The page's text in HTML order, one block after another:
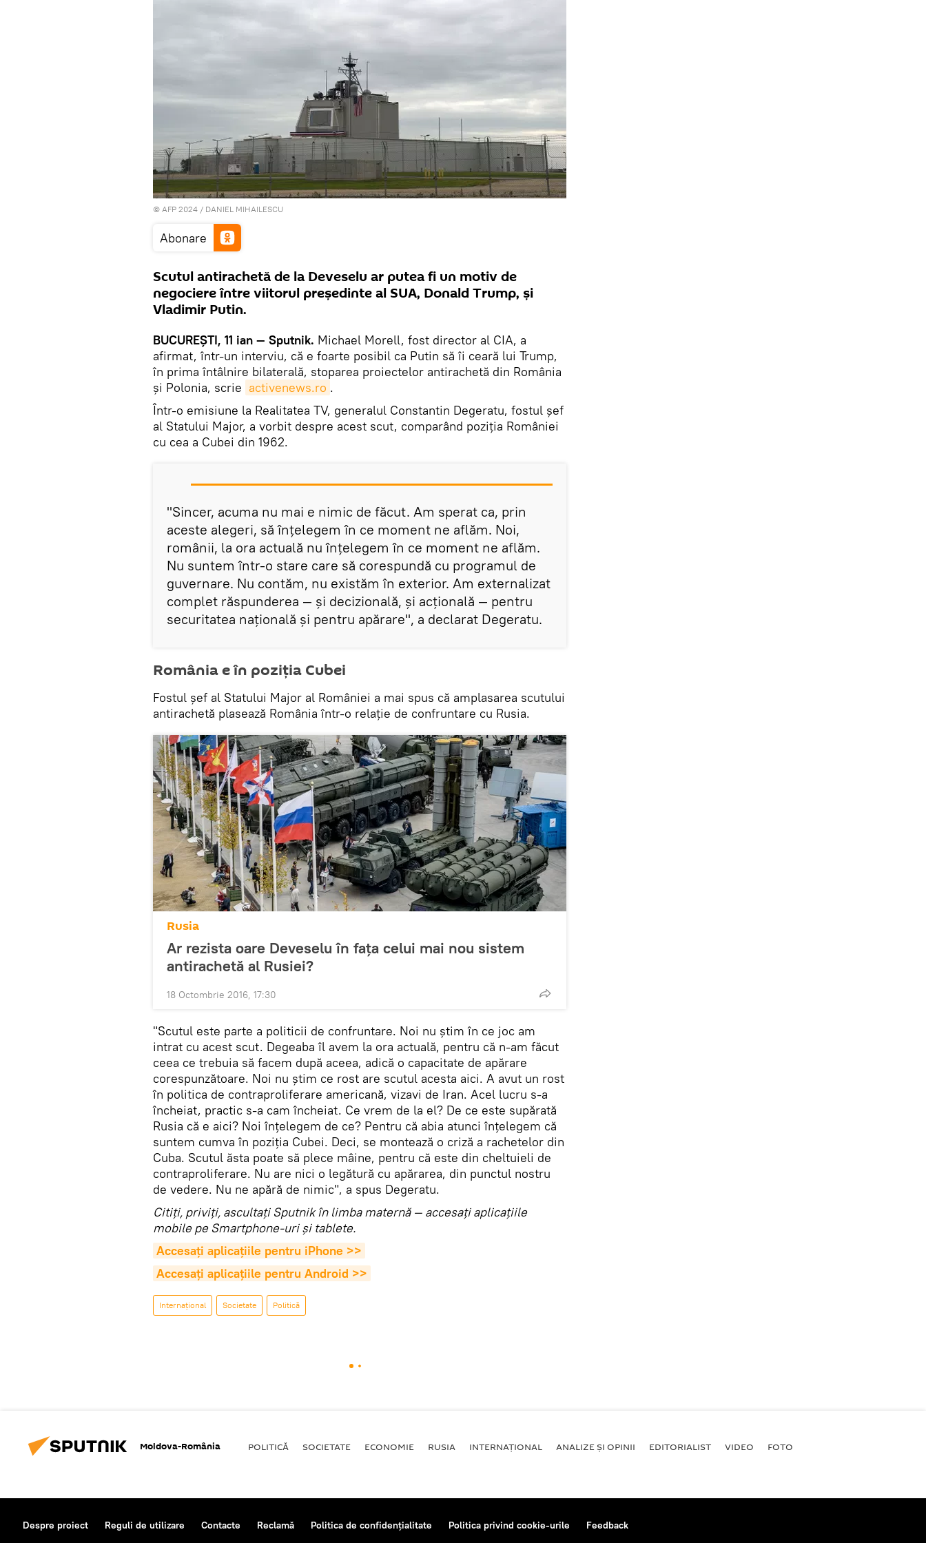
© AFP 2024 / DANIEL MIHAILESCU
Abonare
Scutul antirachetă de la Deveselu ar putea fi un motiv de
negociere între viitorul președinte al SUA, Donald Trump, și
Vladimir Putin.
BUCUREȘTI, 11 ian — Sputnik. Michael Morell, fost director al CIA, a
afirmat, într-un interviu, că e foarte posibil ca Putin să îi ceară lui Trump,
în prima întâlnire bilaterală, stoparea proiectelor antirachetă din România
și Polonia, scrie activenews.ro .
Într-o emisiune la Realitatea TV, generalul Constantin Degeratu, fostul șef
al Statului Major, a vorbit despre acest scut, comparând poziția României
cu cea a Cubei din 1962.
"Sincer, acuma nu mai e nimic de făcut. Am sperat ca, prin
aceste alegeri, să înțelegem în ce moment ne aflăm. Noi,
românii, la ora actuală nu înțelegem în ce moment ne aflăm.
Nu suntem într-o stare care să corespundă cu programul de
guvernare. Nu contăm, nu existăm în exterior. Am externalizat
complet răspunderea — și decizională, și acțională — pentru
securitatea națională și pentru apărare", a declarat Degeratu.
România e în poziția Cubei
Fostul șef al Statului Major al României a mai spus că amplasarea scutului
antirachetă plasează România într-o relație de confruntare cu Rusia.
Rusia
Ar rezista oare Deveselu în fața celui mai nou sistem
antirachetă al Rusiei?
18 Octombrie 2016, 17:30
"Scutul este parte a politicii de confruntare. Noi nu știm în ce joc am
intrat cu acest scut. Degeaba îl avem la ora actuală, pentru că n-am făcut
ceea ce trebuia să facem după aceea, adică o capacitate de apărare
corespunzătoare. Noi nu știm ce rost are scutul acesta aici. A avut un rost
în politica de contraproliferare americană, vizavi de Iran. Acel lucru s-a
încheiat, practic s-a cam încheiat. Ce vrem de la el? De ce este supărată
Rusia că e aici? Noi înțelegem de ce? Pentru că abia atunci înțelegem că
suntem cumva în poziția Cubei. Deci, se montează o criză a rachetelor din
Cuba. Scutul ăsta poate să plece mâine, pentru că este din cheltuieli de
contraproliferare. Nu are nici o legătură cu apărarea, din punctul nostru
de vedere. Nu ne apără de nimic", a spus Degeratu.
Citiţi, priviţi, ascultaţi Sputnik în limba maternă — accesaţi aplicaţiile
mobile pe Smartphone-uri şi tablete.
Accesaţi aplicaţiile pentru iPhone >>
Accesaţi aplicaţiile pentru Android >>
Internaţional Societate Politică
Moldova-România POLITICĂ SOCIETATE ECONOMIE RUSIA INTERNAŢIONAL ANALIZE ȘI OPINII EDITORIALIST VIDEO FOTO
Despre proiect Reguli de utilizare Contacte Reclamă Politica de confidențialitate Politica privind cookie-urile Feedback